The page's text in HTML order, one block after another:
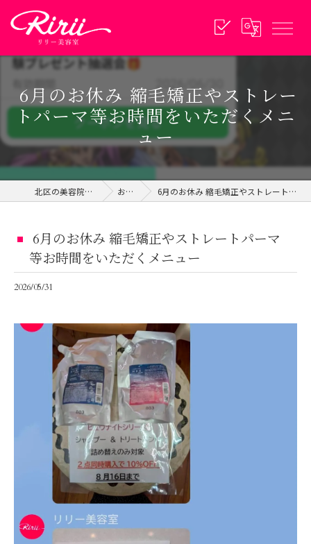
​ 6月のお休み ​縮毛矯正やストレー
トパーマ等お時間をいただくメニ
ュー
北区の美容院ならリリー美容室 お知らせ ​ 6月のお休み ​縮毛矯正やストレートパーマ等お時間をいただくメニュー
​ 6月のお休み ​縮毛矯正やストレートパーマ
等お時間をいただくメニュー
2026/05/31